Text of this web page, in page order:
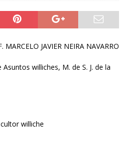
MARCELO JAVIER NEIRA NAVARRO
williches, M. de S. J. de la
williche